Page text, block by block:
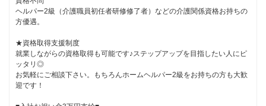
ヘルパー2級（介護職員初任者研修修了者）などの介護関係資格お持ちの
方優遇。
★資格取得支援制度
就業しながらの資格取得も可能です♪ステップアップを目指したい人にピ
ッタリ◎
お気軽にご相談下さい。もちろんホームヘルパー2級をお持ちの方も大歓
迎です！